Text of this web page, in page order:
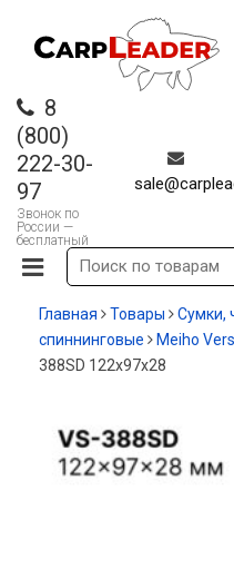
8
(800)
222-30-
97
Звонок по
России —
бесплатный
Главная Товары Сумки,
спиннинговые
Meiho
388SD 122х97х28